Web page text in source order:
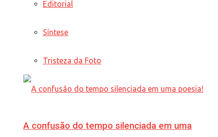
Editorial
Síntese
Tristeza da Foto
A confusão do tempo silenciada em uma